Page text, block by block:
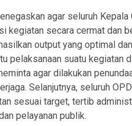
agar seluruh Kepala
kegiatan secara cermat dan
output yang optimal
pelaksanaan suatu kegiatan
agar dilakukan
Selanjutnya, seluruh
sesuai target, tertib
pelayanan publik.